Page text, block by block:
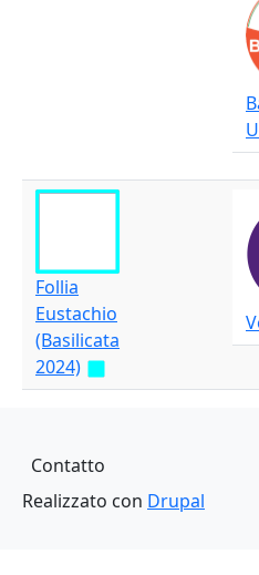
Follia
Eustachio
(Basilicata
2024)
Piè di pagina
Contatto
Realizzato con Drupal